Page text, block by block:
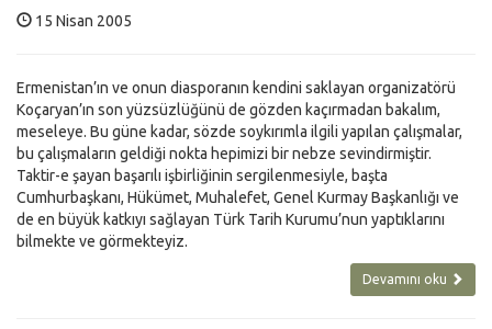
15 Nisan 2005
Ermenistan’ın ve onun diasporanın kendini saklayan organizatörü
Koçaryan’ın son yüzsüzlüğünü de gözden kaçırmadan bakalım,
meseleye. Bu güne kadar, sözde soykırımla ilgili yapılan çalışmalar,
bu çalışmaların geldiği nokta hepimizi bir nebze sevindirmiştir.
Taktir-e şayan başarılı işbirliğinin sergilenmesiyle, başta
Cumhurbaşkanı, Hükümet, Muhalefet, Genel Kurmay Başkanlığı ve
de en büyük katkıyı sağlayan Türk Tarih Kurumu’nun yaptıklarını
bilmekte ve görmekteyiz.
Devamını oku